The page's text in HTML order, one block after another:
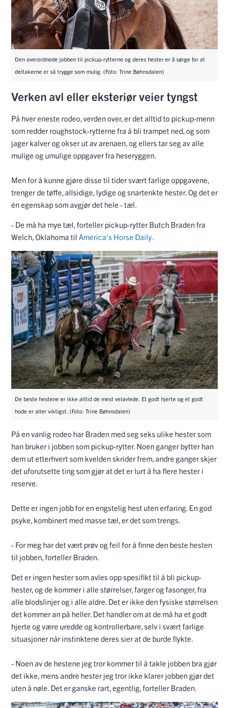
Den overordnede jobben til pickup-rytterne og deres hester er å sørge for at
deltakerne er så trygge som mulig. (Foto: Trine Bøhnsdalen)
Verken avl eller eksteriør veier tyngst
På hver eneste rodeo, verden over, er det alltid to pickup-menn
som redder roughstock-rytterne fra å bli trampet ned, og som
jager kalver og okser ut av arenaen, og ellers tar seg av alle
mulige og umulige oppgaver fra heseryggen.
Men for å kunne gjøre disse til tider svært farlige oppgavene,
trenger de tøffe, allsidige, lydige og snartenkte hester. Og det er
én egenskap som avgjør det hele - tæl.
- De må ha mye tæl, forteller pickup-rytter Butch Braden fra
Welch, Oklahoma til America's Horse Daily.
De beste hestene er ikke alltid de mest velavlede. Et godt hjerte og et godt
hode er aller viktigst. (Foto: Trine Bøhnsdalen)
På en vanlig rodeo har Braden med seg seks ulike hester som
han bruker i jobben som pickup-rytter. Noen ganger bytter han
dem ut etterhvert som kvelden skrider frem, andre ganger skjer
det uforutsette ting som gjør at det er lurt å ha flere hester i
reserve.
Dette er ingen jobb for en engstelig hest uten erfaring. En god
psyke, kombinert med masse tæl, er det som trengs.
- For meg har det vært prøv og feil for å finne den beste hesten
til jobben, forteller Braden.
Det er ingen hester som avles opp spesifikt til å bli pickup-
hester, og de kommer i alle størrelser, farger og fasonger, fra
alle blodslinjer og i alle aldre. Det er ikke den fysiske størrelsen
det kommer an på heller. Det handler om at de må ha et godt
hjerte og være uredde og kontrollerbare, selv i svært farlige
situasjoner når instinktene deres sier at de burde flykte.
- Noen av de hestene jeg tror kommer til å takle jobben bra gjør
det ikke, mens andre hester jeg tror ikke klarer jobben gjør det
uten å nøle. Det er ganske rart, egentlig, forteller Braden.